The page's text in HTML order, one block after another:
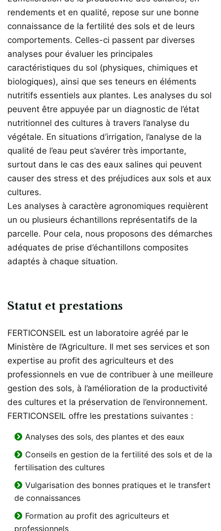
rendements et en qualité, repose sur une bonne
connaissance de la fertilité des sols et de leurs
comportements. Celles-ci passent par diverses
analyses pour évaluer les principales
caractéristiques du sol (physiques, chimiques et
biologiques), ainsi que ses teneurs en éléments
nutritifs essentiels aux plantes. Les analyses du sol
peuvent être appuyée par un diagnostic de l’état
nutritionnel des cultures à travers l’analyse du
végétale. En situations d’irrigation, l’analyse de la
qualité de l’eau peut s’avérer très importante,
surtout dans le cas des eaux salines qui peuvent
causer des stress et des préjudices aux sols et aux
cultures.
Les analyses à caractère agronomiques requièrent
un ou plusieurs échantillons représentatifs de la
parcelle. Pour cela, nous proposons des démarches
adéquates de prise d’échantillons composites
adaptés à chaque situation.
Statut et prestations
FERTICONSEIL est un laboratoire agréé par le
Ministère de l’Agriculture. Il met ses services et son
expertise au profit des agriculteurs et des
professionnels en vue de contribuer à une meilleure
gestion des sols, à l’amélioration de la productivité
des cultures et la préservation de l’environnement.
FERTICONSEIL offre les prestations suivantes :
Analyses des sols, des plantes et des eaux
Conseils en gestion de la fertilité des sols et de la
fertilisation des cultures
Vulgarisation des bonnes pratiques et le transfert
de connaissances
Formation au profit des agriculteurs et
professionnels